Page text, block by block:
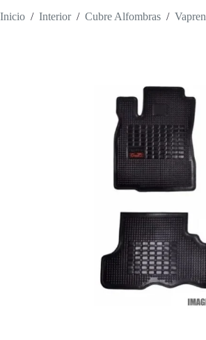
Inicio / Interior / Cubre Alfombras / Vapren